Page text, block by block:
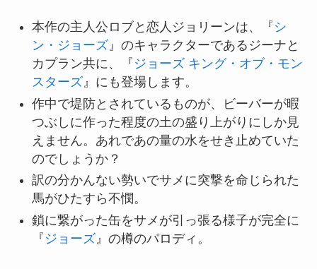
本作の主人公ロブと恋人ジョリーンは、『 シ
ン・ジョーズ』のキャラクターであるジーナと
カプラン共に、『 ジョーズ キング・オブ・モン
スターズ』にも登場します。
作中で堤防とされているものが、ビーバーが暇
つぶしに作った程度の土の盛り上がりにしか見
えません。あれであの量の水をせき止めていた
のでしょうか？
訳の分かんない勢いでサメに突撃を命じられた
馬がひたすら不憫。
鎖に繋がった缶をサメが引っ張る様子が完全に
『 ジョーズ』の樽のパロディ。